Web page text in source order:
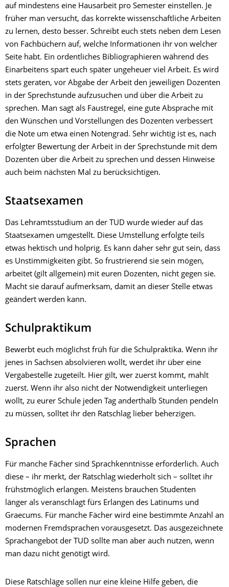
auf mindestens eine Hausarbeit pro Semester einstellen. Je
früher man versucht, das korrekte wissenschaftliche Arbeiten
zu lernen, desto besser. Schreibt euch stets neben dem Lesen
von Fachbüchern auf, welche Informationen ihr von welcher
Seite habt. Ein ordentliches Bibliographieren während des
Einarbeitens spart euch später ungeheuer viel Arbeit. Es wird
stets geraten, vor Abgabe der Arbeit den jeweiligen Dozenten
in der Sprechstunde aufzusuchen und über die Arbeit zu
sprechen. Man sagt als Faustregel, eine gute Absprache mit
den Wünschen und Vorstellungen des Dozenten verbessert
die Note um etwa einen Notengrad. Sehr wichtig ist es, nach
erfolgter Bewertung der Arbeit in der Sprechstunde mit dem
Dozenten über die Arbeit zu sprechen und dessen Hinweise
auch beim nächsten Mal zu berücksichtigen.
Staatsexamen
Das Lehramtsstudium an der TUD wurde wieder auf das
Staatsexamen umgestellt. Diese Umstellung erfolgte teils
etwas hektisch und holprig. Es kann daher sehr gut sein, dass
es Unstimmigkeiten gibt. So frustrierend sie sein mögen,
arbeitet (gilt allgemein) mit euren Dozenten, nicht gegen sie.
Macht sie darauf aufmerksam, damit an dieser Stelle etwas
geändert werden kann.
Schulpraktikum
Bewerbt euch möglichst früh für die Schulpraktika. Wenn ihr
jenes in Sachsen absolvieren wollt, werdet ihr über eine
Vergabestelle zugeteilt. Hier gilt, wer zuerst kommt, mahlt
zuerst. Wenn ihr also nicht der Notwendigkeit unterliegen
wollt, zu eurer Schule jeden Tag anderthalb Stunden pendeln
zu müssen, solltet ihr den Ratschlag lieber beherzigen.
Sprachen
Für manche Fächer sind Sprachkenntnisse erforderlich. Auch
diese – ihr merkt, der Ratschlag wiederholt sich – solltet ihr
frühstmöglich erlangen. Meistens brauchen Studenten
länger als veranschlagt fürs Erlangen des Latinums und
Graecums. Für manche Fächer wird eine bestimmte Anzahl an
modernen Fremdsprachen vorausgesetzt. Das ausgezeichnete
Sprachangebot der TUD sollte man aber auch nutzen, wenn
man dazu nicht genötigt wird.
Diese Ratschläge sollen nur eine kleine Hilfe geben, die